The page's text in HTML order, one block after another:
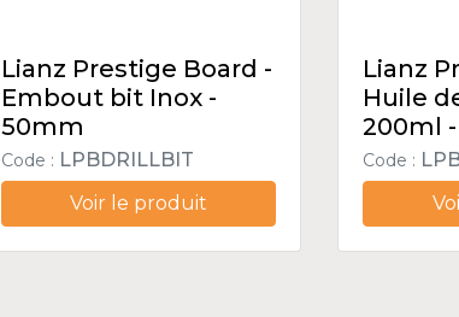
Lianz Prestige Board -
Embout bit Inox -
50mm
Code : LPBDRILLBIT
Voir le produit
Lianz
Huile
200ml
Code :